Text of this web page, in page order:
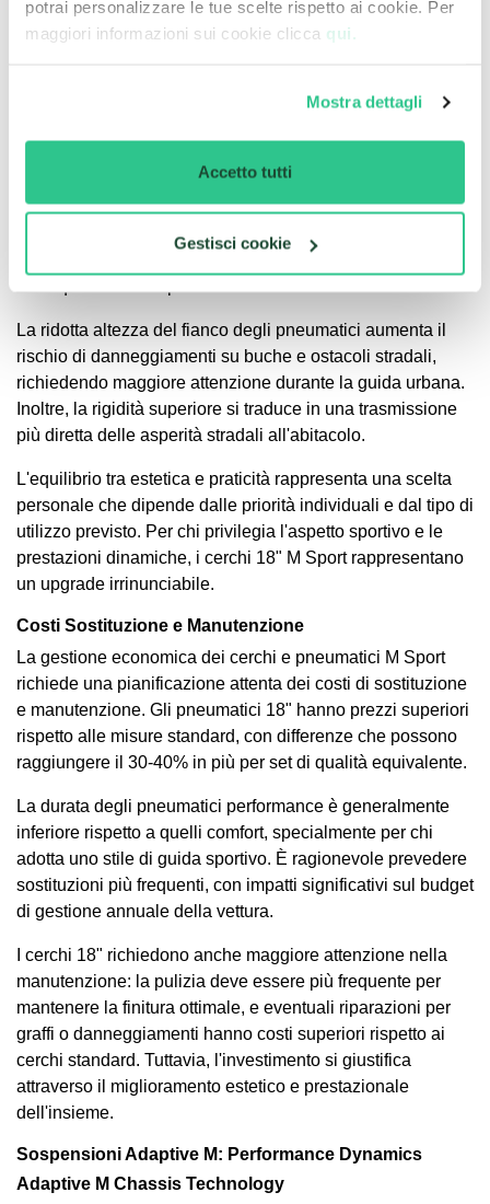
potrai personalizzare le tue scelte rispetto ai cookie. Per
maggiori informazioni sui cookie clicca qui.
Mostra dettagli
Accetto tutti
Gestisci cookie
economicamente vantaggioso nel lungo periodo,
trasforma completamente l'estetica della Serie 1,
conferendole un aspetto più sportivo e aggressivo.
Tuttavia, questo upgrade comporta anche alcune
La ridotta altezza del fianco degli pneumatici aumenta il
rischio di danneggiamenti su buche e ostacoli stradali,
richiedendo maggiore attenzione durante la guida urbana.
Inoltre, la rigidità superiore si traduce in una trasmissione
più diretta delle asperità stradali all'abitacolo.
L'equilibrio tra estetica e praticità rappresenta una scelta
personale che dipende dalle priorità individuali e dal tipo di
utilizzo previsto. Per chi privilegia l'aspetto sportivo e le
prestazioni dinamiche, i cerchi 18" M Sport rappresentano
un upgrade irrinunciabile.
Costi Sostituzione e Manutenzione
La gestione economica dei cerchi e pneumatici M Sport
richiede una pianificazione attenta dei costi di sostituzione
e manutenzione. Gli pneumatici 18" hanno prezzi superiori
rispetto alle misure standard, con differenze che possono
raggiungere il 30-40% in più per set di qualità equivalente.
La durata degli pneumatici performance è generalmente
inferiore rispetto a quelli comfort, specialmente per chi
adotta uno stile di guida sportivo. È ragionevole prevedere
sostituzioni più frequenti, con impatti significativi sul budget
di gestione annuale della vettura.
I cerchi 18" richiedono anche maggiore attenzione nella
manutenzione: la pulizia deve essere più frequente per
mantenere la finitura ottimale, e eventuali riparazioni per
graffi o danneggiamenti hanno costi superiori rispetto ai
cerchi standard. Tuttavia, l'investimento si giustifica
attraverso il miglioramento estetico e prestazionale
dell'insieme.
Sospensioni Adaptive M: Performance Dynamics
Adaptive M Chassis Technology